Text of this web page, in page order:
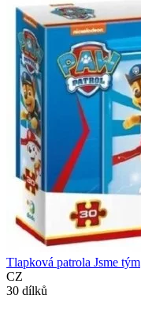
Tlapková patrola Jsme tým
CZ
30 dílků